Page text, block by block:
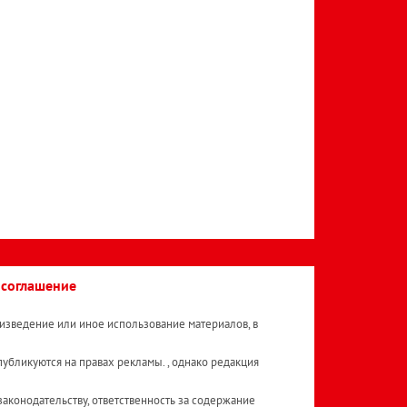
или иное использование материалов, в
на правах рекламы. , однако редакция
ответственность за содержание